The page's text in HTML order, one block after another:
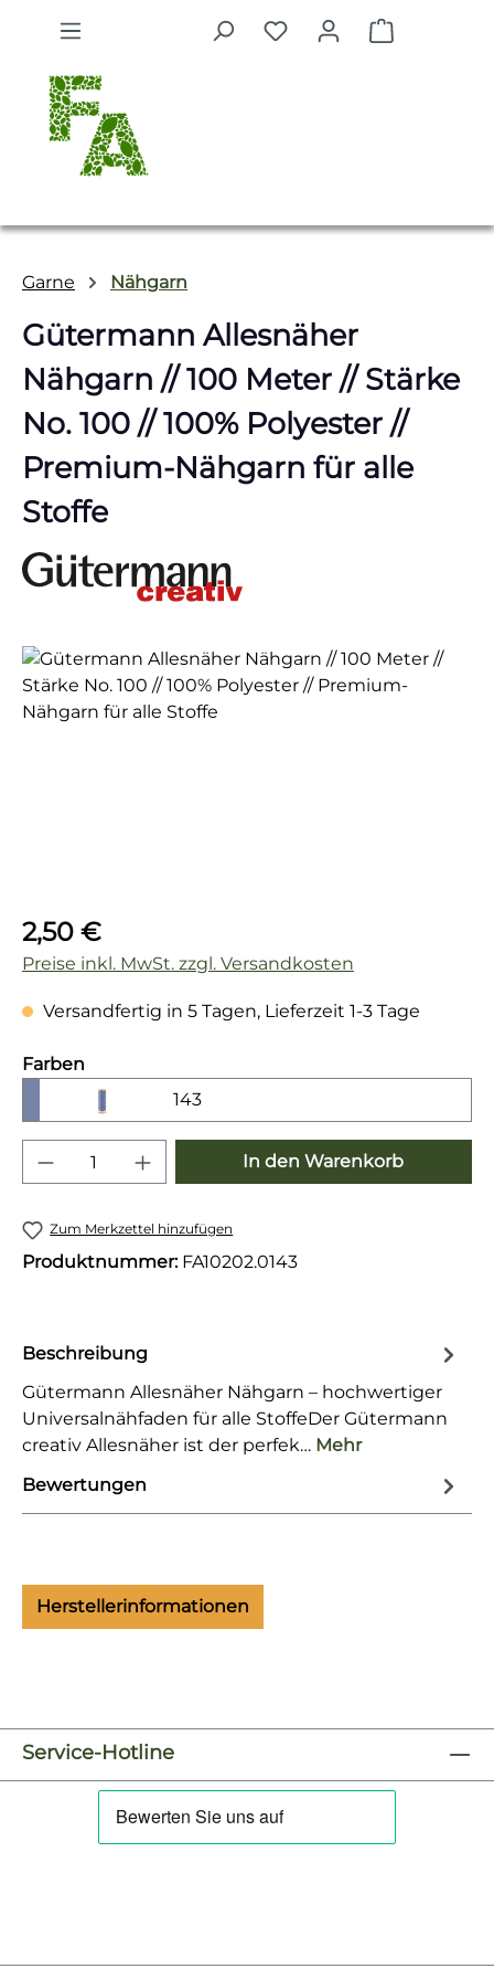
Zum Hauptinhalt springen
Garne Nähgarn
Gütermann Allesnäher
Nähgarn // 100 Meter // Stärke
No. 100 // 100% Polyester //
Premium-Nähgarn für alle
Stoffe
Bildergalerie überspringen
Regulärer Preis:
2,50 €
Preise inkl. MwSt. zzgl. Versandkosten
Versandfertig in 5 Tagen, Lieferzeit 1-3 Tage
Farben
143
Produkt Anzahl: Gib den
In den Warenkorb
Zum Merkzettel hinzufügen
Produktnummer: FA10202.0143
Beschreibung
Gütermann Allesnäher Nähgarn – hochwertiger
Universalnähfaden für alle StoffeDer Gütermann
creativ Allesnäher ist der perfek… Mehr
Bewertungen
Herstellerinformationen
Service-Hotline